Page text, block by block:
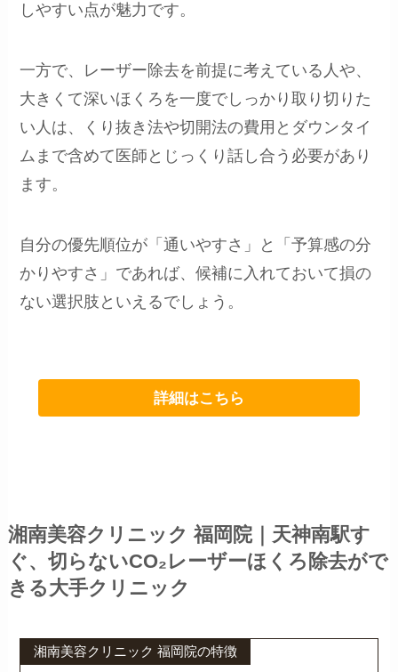
しやすい点が魅力です。
一方で、レーザー除去を前提に考えている人や、
大きくて深いほくろを一度でしっかり取り切りた
い人は、くり抜き法や切開法の費用とダウンタイ
ムまで含めて医師とじっくり話し合う必要があり
ます。
自分の優先順位が「通いやすさ」と「予算感の分
かりやすさ」であれば、候補に入れておいて損の
ない選択肢といえるでしょう。
詳細はこちら
湘南美容クリニック 福岡院｜ 天神南駅す
ぐ、切らないCO₂レーザーほくろ除去がで
きる大手クリニック
湘南美容クリニック 福岡院の特徴